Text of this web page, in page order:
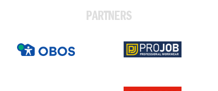
PARTNERS